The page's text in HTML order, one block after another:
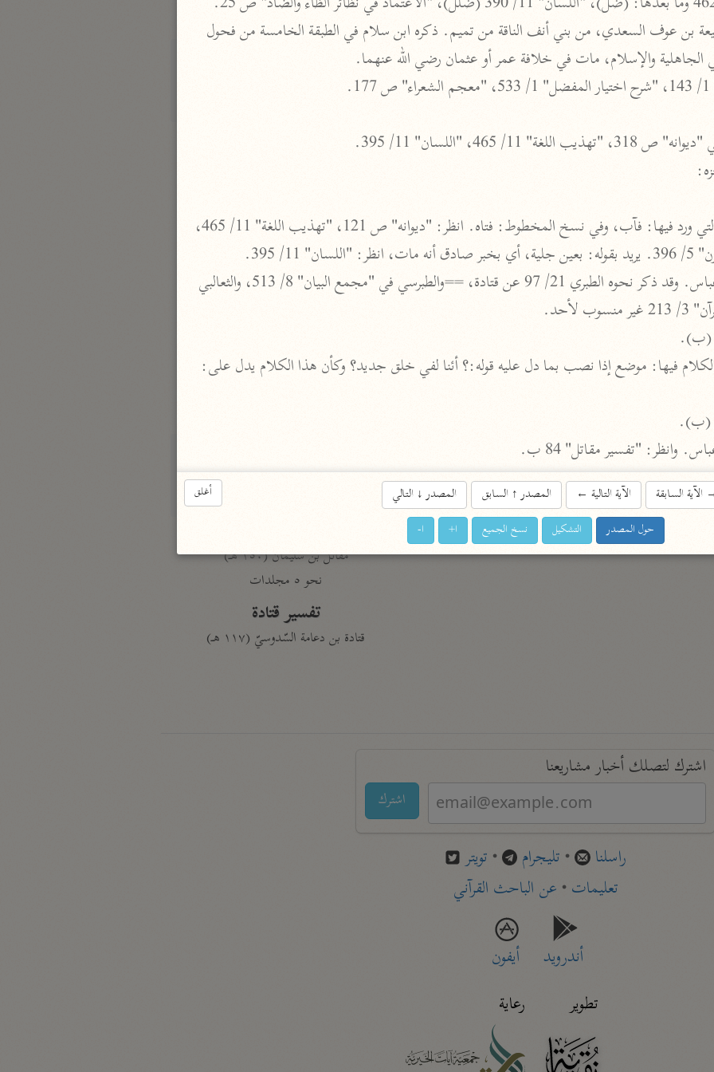
المحرر الوجيز
ابن عطية (٥٤٦ هـ)
نحو ٨ مجلدات
البحر المحيط
أبو حيان (٧٤٥ هـ)
نحو ١٦ مجلدًا
نحو ٢٢ مجلدًا
إرشاد العقل السليم
أبو السعود (٩٨٢ هـ)
نحو ٩ مجلدات
الكشاف
الزمخشري (٥٣٨ هـ)
نحو ٣ مجلدات
آثار
موسوعة التفسير المأثور
الدر المنثور
ابن أبي حاتم الرازي (٣٢٧ هـ)
مقاتل بن سليمان (١٥٠ هـ)
نحو ٥ مجلدات
تفسير قتادة
قتادة بن دعامة السّدوسيّ (١١٧ هـ)
اشترك لتصلك أخبار مشاريعنا
اشترك
راسلنا • تليجرام • تويتر
تعليمات• عن الباحث القرآني
أندرويد
أيفون
تطوير
رعاية
والإسلام، مات في خلافة عمر أو عثمان رضي الله عنهما.
11/ 465، "اللسان" 11/ 395.
(ب).
(ب).
وانظر: "تفسير مقاتل" 84 ب.
أغلق الآية السابقة الآية التالية ← المصدر↑السابق المصدر↓التالي
حول المصدر التشكيل نسخ الجميع ا+ ا-